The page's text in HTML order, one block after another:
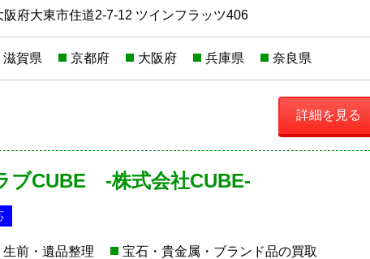
阪府大東市住道2-7-12 ツインフラッツ406
滋賀県 京都府 大阪府 兵庫県 奈良県
詳細を見る
ブCUBE -株式会社CUBE-
生前・遺品整理
宝石・貴金属・ブランド品の買取